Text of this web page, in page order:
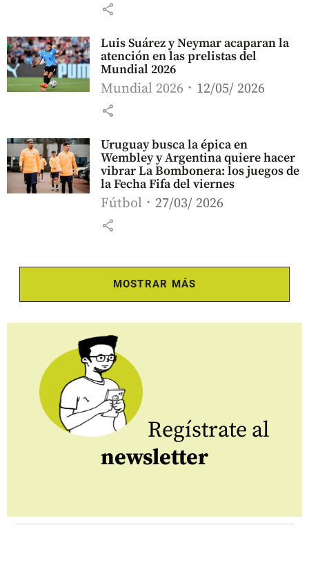
share
Luis Suárez y Neymar acaparan la
atención en las prelistas del
Mundial 2026
Mundial 2026 12/05/ 2026
share
Uruguay busca la épica en
Wembley y Argentina quiere hacer
vibrar La Bombonera: los juegos de
la Fecha Fifa del viernes
Fútbol 27/03/ 2026
share
MOSTRAR MÁS
Regístrate al
newsletter